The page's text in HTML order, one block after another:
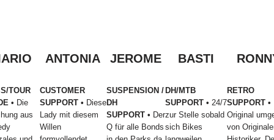
TOUR
• Die
aus
ANTONIA
CUSTOMER
SUPPORT • Diese
Lady mit diesem
Willen
JEROME
SUSPENSION /
DH
SUPPORT • Der
Q für alle Bonds
BASTI
DH/MTB
SUPPORT • 24/7
zur Stelle sobald
sich Bikes
RETRO
SUPPORT •
Original
von